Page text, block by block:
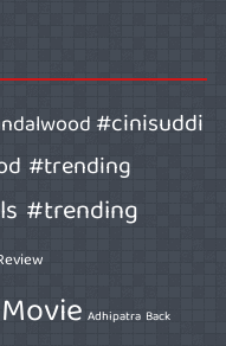
#cinisuddi
#trending
#trending
Adhipatra Back